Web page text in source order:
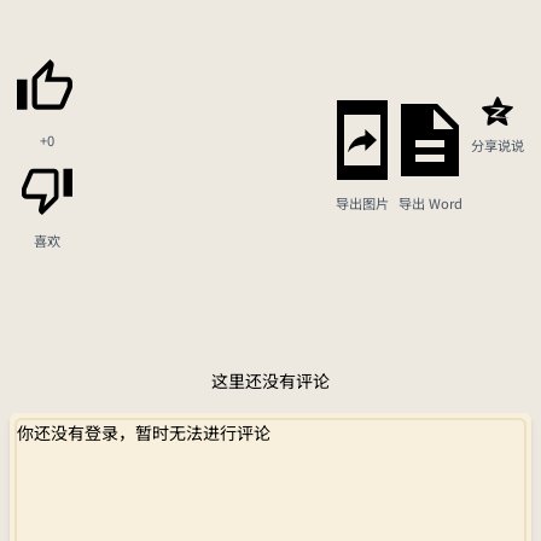
+0
喜欢
导出图片 导出 Word
分享说说
这里还没有评论
你还没有登录，暂时无法进行评论